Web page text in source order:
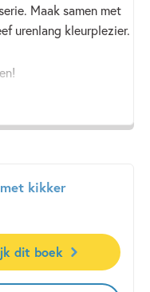
Maak samen met
urenlang kleurplezier.
kikker
dit boek